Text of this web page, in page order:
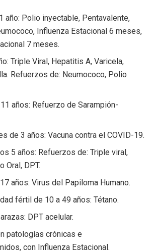
año: Polio inyectable, Pentavalente,
Influenza Estacional 6 meses,
7 meses.
Triple Viral, Hepatitis A, Varicela,
Refuerzos de: Neumococo, Polio
años: Refuerzo de Sarampión-
de 3 años: Vacuna contra el COVID-19.
5 años: Refuerzos de: Triple viral,
Oral, DPT.
años: Virus del Papiloma Humano.
fértil de 10 a 49 años: Tétano.
DPT acelular.
patologías crónicas e
con Influenza Estacional.